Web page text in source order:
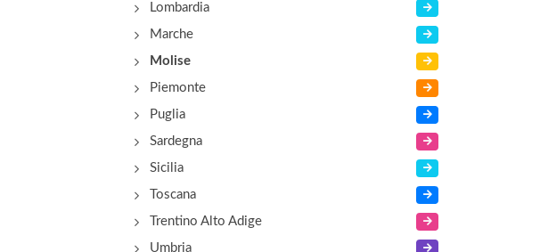
Lombardia
Marche
Molise
Piemonte
Puglia
Sardegna
Sicilia
Toscana
Trentino Alto Adige
Umbria